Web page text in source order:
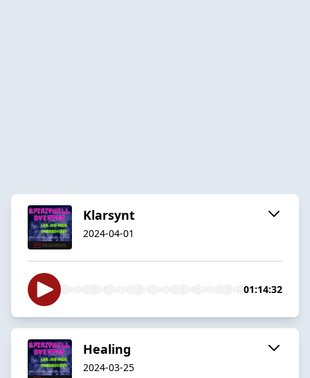
Klarsynt
2024-04-01
01:14:32
Healing
2024-03-25